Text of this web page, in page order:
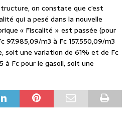
on constate que c’est
qui a pesé dans la nouvelle
« Fiscalité » est passée (pour
97.985,09/m3 à Fc 157.550,09/m3
soit une variation de 61% et de Fc
à Fc pour le gasoil, soit une